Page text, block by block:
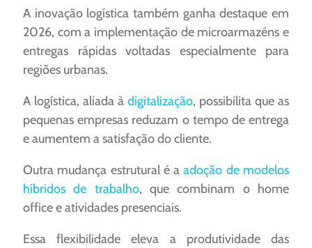
A inovação logística também ganha destaque em
2026, com a implementação de microarmazéns e
entregas rápidas voltadas especialmente para
regiões urbanas.
A logística, aliada à digitalização, possibilita que as
pequenas empresas reduzam o tempo de entrega
e aumentem a satisfação do cliente.
Outra mudança estrutural é aadoção de modelos
híbridos de trabalho, que combinam o home
office e atividades presenciais.
Essa flexibilidade eleva a produtividade das